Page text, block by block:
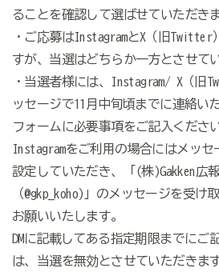
ることを確認して選ばせていただきま
・ご応募はInstagramとX（旧Twitter
すが、当選はどちらか一方とさせて
・当選者様には、Instagram/ X（旧
ッセージで11月中旬頃までに連絡い
フォームに必要事項をご記入ください
Instagramをご利用の場合にはメッセ
設定していただき、「(株)Gakken広報
（@gkp_koho)」のメッセージを受け
お願いいたします。
DMに記載してある指定期限までにご
は、当選を無効とさせていただきま